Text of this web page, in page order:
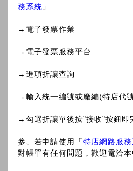
務系統 」
→電子發票作業
→電子發票服務平台
→進項折讓查詢
→輸入統一編號或廠編(特店代
→勾選折讓單後按”接收”按鈕即
參、若申請使用「特店網路服
對帳單有任何問題，歡迎電洽本